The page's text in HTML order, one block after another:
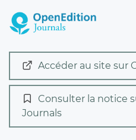
Accéder au site sur
Consulter la notice
Journals